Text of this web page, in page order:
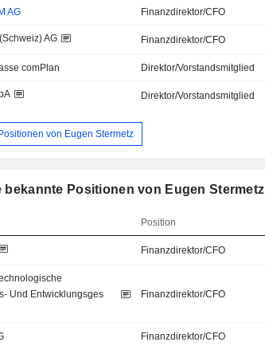
AG Finanzdirektor/CFO
AG Finanzdirektor/CFO
comPlan Direktor/Vorstandsmitglied
Direktor/Vorstandsmitglied
von Eugen Stermetz
bekannte Positionen von Eugen Stermetz
Position
Finanzdirektor/CFO
Und Entwicklungsges
Finanzdirektor/CFO
Finanzdirektor/CFO